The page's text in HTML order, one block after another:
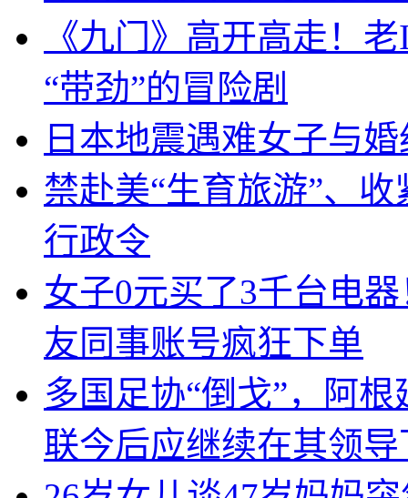
《九门》高开高走！
“带劲”的冒险剧
日本地震遇难女子与
禁赴美“生育旅游”、
行政令
女子0元买了3千台电
友同事账号疯狂下单
多国足协“倒戈”，阿
联今后应继续在其领